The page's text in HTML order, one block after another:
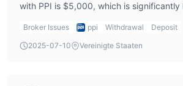
with PPI is $5,000, which is significantly
industry standard and may deter
Broker Issues ppi Withdrawal
Deposit
2025-07-10
Vereinigte Staaten